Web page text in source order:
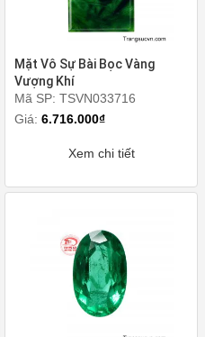
Mặt Vô Sự Bài Bọc Vàng
Vượng Khí
Mã SP: TSVN033716
Giá:6.716.000₫
Xem chi tiết